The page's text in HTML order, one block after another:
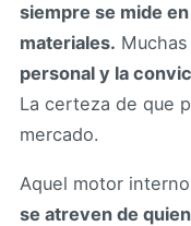
siempre se mide
materiales.
personal y la
La certeza de que
mercado.
Aquel motor interno
se atreven de